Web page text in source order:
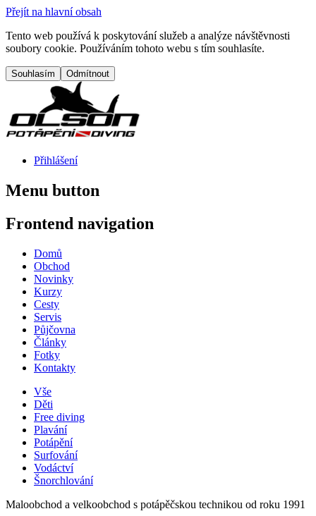
Přejít na hlavní obsah
Tento web používá k poskytování služeb a analýze návštěvnosti
soubory cookie. Používáním tohoto webu s tím souhlasíte.
Přihlášení
Menu button
Frontend navigation
Domů
Obchod
Novinky
Kurzy
Cesty
Servis
Půjčovna
Články
Fotky
Kontakty
Vše
Děti
Free diving
Plavání
Potápění
Surfování
Vodáctví
Šnorchlování
Maloobchod a velkoobchod s potápěčskou technikou od roku 1991